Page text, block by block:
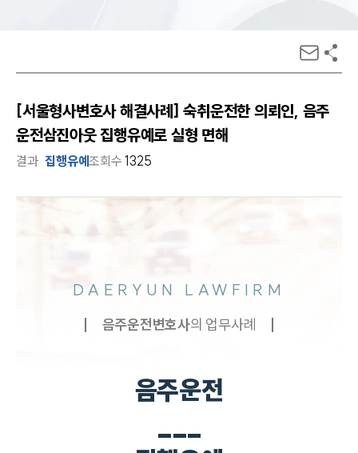
[서울형사변호사 해결사례] 숙취운전한 의뢰인, 음주
운전삼진아웃 집행유예로 실형 면해
결과 집행유예조회수1325
DAERYUN LAWFIRM
음주운전변호사의 업무사례
음주운전
___